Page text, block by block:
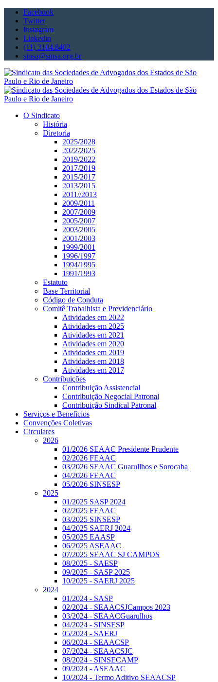
Facebook
Twitter
Instagram
Linkedin
(11) 3104.8402
sinsa@sinsa.org.br
O Sindicato
História
Diretoria
2025/2028
2022/2025
2019/2022
2017/2019
2015/2017
2013/2015
2011//2013
2009/2011
2007/2009
2005/2007
2003/2005
2001/2003
1999/2001
1996/1997
1994/1995
1991/1993
Estatuto
Base Territorial
Código de Conduta
Comitê Trabalhista e Previdenciário
Atividades em 2022
Atividades em 2025
Atividades em 2021
Atividades em 2020
Atividades em 2019
Atividades em 2018
Atividades em 2017
Contribuições
Contribuição Assistencial
Contribuição Negocial Patronal
Contribuição Sindical Patronal
Serviços e Benefícios
Convenções Coletivas
Circulares
2026
01/2026 SEAAC Presidente Prudente
02/2026 FEAAC
03/2026 SEAAC Guarullhos e Sorocaba
04/2026 FEAAC
05/2026 SINSESP
2025
01/2025 SASP 2024
02/2025 FEAAC
03/2025 SINSESP
04/2025 SAERJ 2024
05/2025 EAASP
06/2025 ASEAAC
07/2025 SEAAC SJ CAMPOS
08/2025 - SAESP
09/2025 - SASP 2025
10/2025 - SAERJ 2025
2024
01/2024 - SASP
02/2024 - SEAACSJCampos 2023
03/2024 - SEAACGuarulhos
04/2024 - SINSESP
05/2024 - SAERJ
06/2024 - SEAACSP
07/2024 - SEAACSJC
08/2024 - SINSECAMP
09/2024 - ASEAAC
10/2024 - Termo Aditivo SEAACSP